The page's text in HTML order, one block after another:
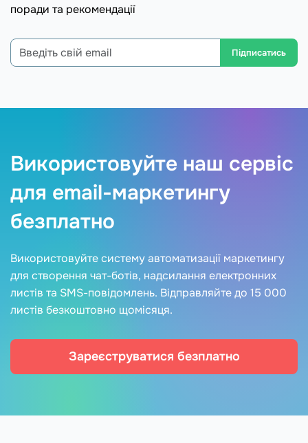
поради та рекомендації
Підписатись
Використовуйте наш сервіс
для email-маркетингу
безплатно
Використовуйте систему автоматизації маркетингу
для створення чат-ботів, надсилання електронних
листів та SMS-повідомлень. Відправляйте до 15 000
листів безкоштовно щомісяця.
Зареєструватися безплатно